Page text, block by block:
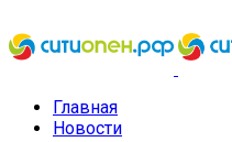
Главная
Новости